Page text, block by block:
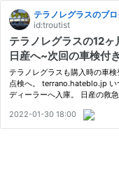
テラノレグラスのブ
id:troutist
テラノレグラスの12
日産へ~次回の車検付
に加入~
テラノレグラスも購入時の車
点検へ。 terrano.hateblo.jp い
ディーラーへ入庫。 日産の救
がそろそろ必要らしく見積も
2022-01-30 18:00